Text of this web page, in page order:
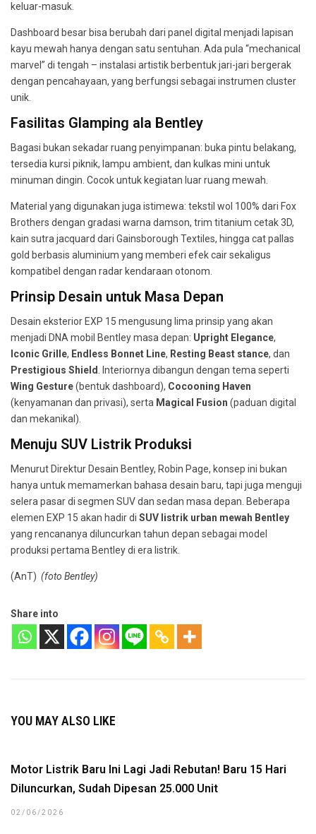
keluar-masuk.
Dashboard besar bisa berubah dari panel digital menjadi lapisan
kayu mewah hanya dengan satu sentuhan. Ada pula “mechanical
marvel” di tengah – instalasi artistik berbentuk jari-jari bergerak
dengan pencahayaan, yang berfungsi sebagai instrumen cluster
unik.
Fasilitas Glamping ala Bentley
Bagasi bukan sekadar ruang penyimpanan: buka pintu belakang,
tersedia kursi piknik, lampu ambient, dan kulkas mini untuk
minuman dingin. Cocok untuk kegiatan luar ruang mewah.
Material yang digunakan juga istimewa: tekstil wol 100% dari Fox
Brothers dengan gradasi warna damson, trim titanium cetak 3D,
kain sutra jacquard dari Gainsborough Textiles, hingga cat pallas
gold berbasis aluminium yang memberi efek cair sekaligus
kompatibel dengan radar kendaraan otonom.
Prinsip Desain untuk Masa Depan
Desain eksterior EXP 15 mengusung lima prinsip yang akan
menjadi DNA mobil Bentley masa depan: Upright Elegance,
Iconic Grille, Endless Bonnet Line, Resting Beast stance, dan
Prestigious Shield
. Interiornya dibangun dengan tema seperti
Wing Gesture(bentuk dashboard), Cocooning Haven
(kenyamanan dan privasi), serta Magical Fusion (paduan digital
dan mekanikal).
Menuju SUV Listrik Produksi
Menurut Direktur Desain Bentley, Robin Page, konsep ini bukan
hanya untuk memamerkan bahasa desain baru, tapi juga menguji
selera pasar di segmen SUV dan sedan masa depan. Beberapa
elemen EXP 15 akan hadir di SUV listrik urban mewah Bentley
yang rencananya diluncurkan tahun depan sebagai model
produksi pertama Bentley di era listrik.
(AnT) (foto Bentley)
Share into
YOU MAY ALSO LIKE
Motor Listrik Baru Ini Lagi Jadi Rebutan! Baru 15 Hari
Diluncurkan, Sudah Dipesan 25.000 Unit
02/06/2026